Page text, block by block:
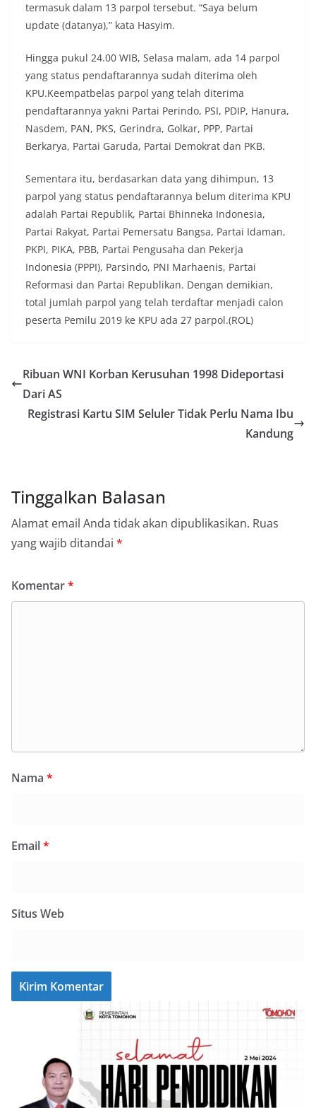
termasuk dalam 13 parpol tersebut. “Saya belum
update (datanya),” kata Hasyim.
Hingga pukul 24.00 WIB, Selasa malam, ada 14 parpol
yang status pendaftarannya sudah diterima oleh
KPU.Keempatbelas parpol yang telah diterima
pendaftarannya yakni Partai Perindo, PSI, PDIP, Hanura,
Nasdem, PAN, PKS, Gerindra, Golkar, PPP, Partai
Berkarya, Partai Garuda, Partai Demokrat dan PKB.
Sementara itu, berdasarkan data yang dihimpun, 13
parpol yang status pendaftarannya belum diterima KPU
adalah Partai Republik, Partai Bhinneka Indonesia,
Partai Rakyat, Partai Pemersatu Bangsa, Partai Idaman,
PKPI, PIKA, PBB, Partai Pengusaha dan Pekerja
Indonesia (PPPI), Parsindo, PNI Marhaenis, Partai
Reformasi dan Partai Republikan. Dengan demikian,
total jumlah parpol yang telah terdaftar menjadi calon
peserta Pemilu 2019 ke KPU ada 27 parpol.(ROL)
Ribuan WNI Korban Kerusuhan 1998 Dideportasi
Dari AS
Registrasi Kartu SIM Seluler Tidak Perlu Nama Ibu
Kandung
Tinggalkan Balasan
Alamat email Anda tidak akan dipublikasikan. Ruas
yang wajib ditandai *
Komentar*
Nama *
Email*
Situs Web